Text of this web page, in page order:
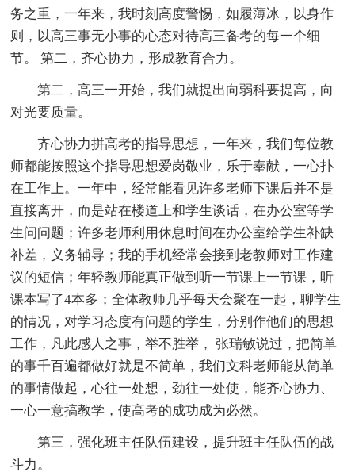
务之重，一年来，我时刻高度警惕，如履薄冰，以身作
则，以高三事无小事的心态对待高三备考的每一个细
节。 第二，齐心协力，形成教育合力。
第二，高三一开始，我们就提出向弱科要提高，向
对光要质量。
齐心协力拼高考的指导思想，一年来，我们每位教
师都能按照这个指导思想爱岗敬业，乐于奉献，一心扑
在工作上。一年中，经常能看见许多老师下课后并不是
直接离开，而是站在楼道上和学生谈话，在办公室等学
生问问题；许多老师利用休息时间在办公室给学生补缺
补差，义务辅导；我的手机经常会接到老教师对工作建
议的短信；年轻教师能真正做到听一节课上一节课，听
课本写了4本多；全体教师几乎每天会聚在一起，聊学生
的情况，对学习态度有问题的学生，分别作他们的思想
工作，凡此感人之事，举不胜举， 张瑞敏说过，把简单
的事千百遍都做好就是不简单，我们文科老师能从简单
的事情做起，心往一处想，劲往一处使，能齐心协力、
一心一意搞教学，使高考的成功成为必然。
第三，强化班主任队伍建设，提升班主任队伍的战
斗力。